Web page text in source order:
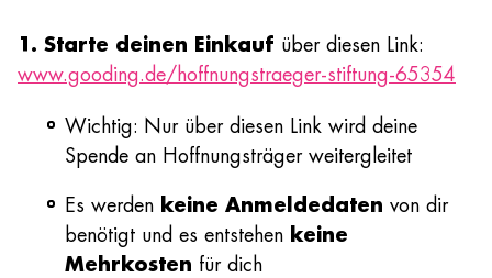
1. Starte deinen Einkauf über diesen Link:
www.gooding.de/hoffnungstraeger-stiftung-65354
Wichtig: Nur über diesen Link wird deine
Spende an Hoffnungsträger weitergleitet
Es werden keine Anmeldedaten von dir
benötigt und es entstehenkeine
Mehrkosten für dich